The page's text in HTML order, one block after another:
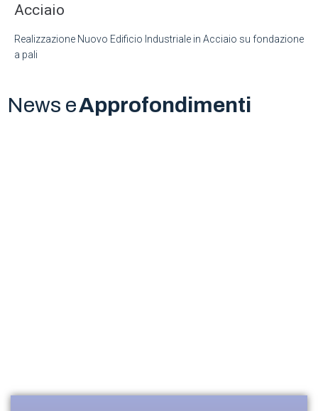
Acciaio
Realizzazione Nuovo Edificio Industriale in Acciaio su fondazione
a pali
News eApprofondimenti